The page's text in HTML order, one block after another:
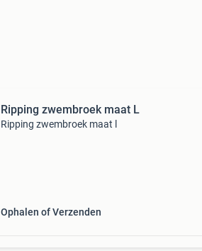
Ripping zwembroek maat L
Ripping zwembroek maat l
Ophalen of Verzenden